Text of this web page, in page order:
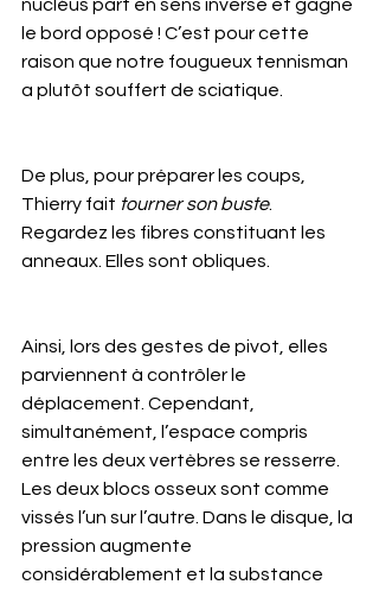
nucléus part en sens inverse et gagne
le bord opposé ! C’est pour cette
raison que notre fougueux tennisman
a plutôt souffert de sciatique.
De plus, pour préparer les coups,
Thierry fait tourner son buste.
Regardez les fibres constituant les
anneaux. Elles sont obliques.
Ainsi, lors des gestes de pivot, elles
parviennent à contrôler le
déplacement. Cependant,
simultanément, l’espace compris
entre les deux vertèbres se resserre.
Les deux blocs osseux sont comme
vissés l’un sur l’autre. Dans le disque, la
pression augmente
considérablement et la substance